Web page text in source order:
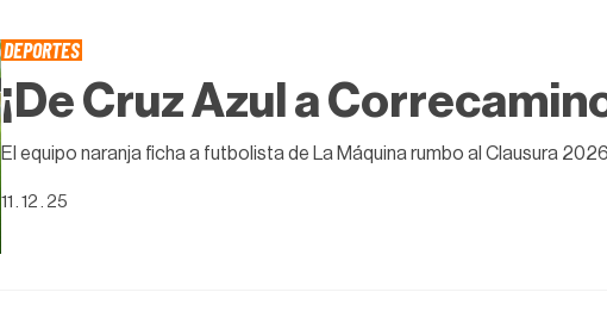
DEPORTES
¡De Cruz Azul a
El equipo naranja ficha a futbolista de La Máquina rumbo al Clausura 2026
11 . 12 . 25